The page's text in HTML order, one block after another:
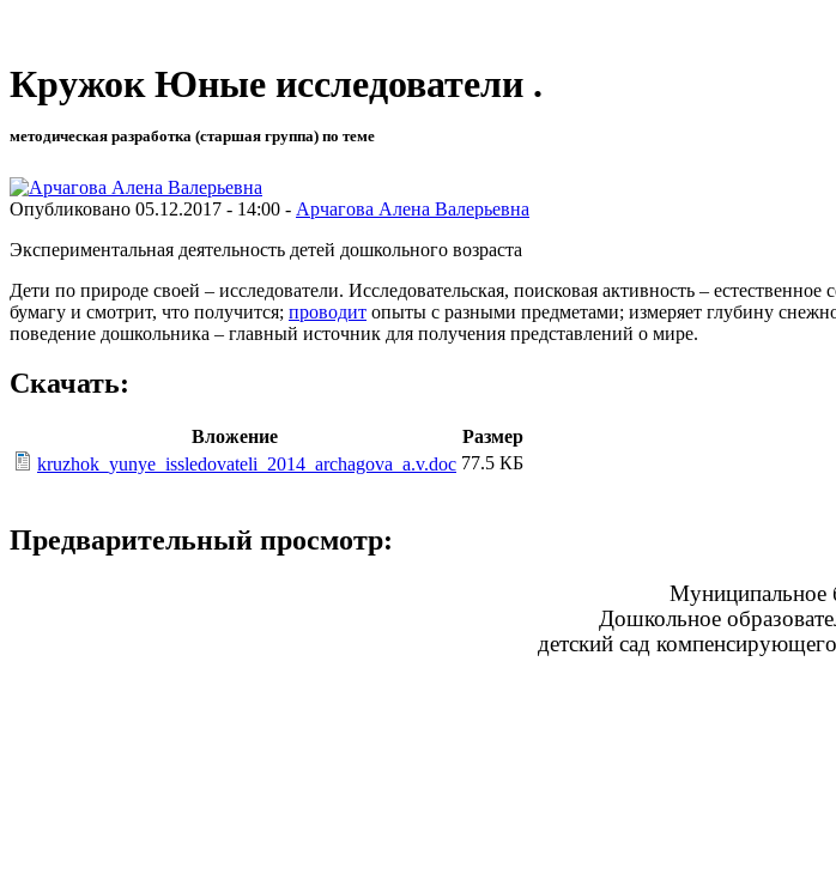
Кружок Юные исследователи .
методическая разработка (старшая группа) по теме
Опубликовано 05.12.2017 - 14:00 - Арчагова Алена Валерьевна
Экспериментальная деятельность детей дошкольного возраста
Дети по природе своей – исследователи. Исследовательская, поисковая активность –
бумагу и смотрит, что получится; проводит опыты с разными предметами; измеряет глубину
поведение дошкольника – главный источник для получения представлений о мире.
Скачать:
Вложение
Размер
kruzhok_yunye_issledovateli_2014_archagova_a.v.doc 77.5 КБ
Предварительный просмотр:
Муниципальное
Дошкольное
детский сад